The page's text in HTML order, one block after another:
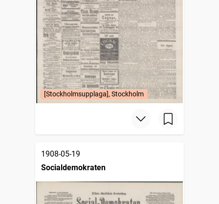
[Stockholmsupplaga], Stockholm
1908-05-19
Socialdemokraten